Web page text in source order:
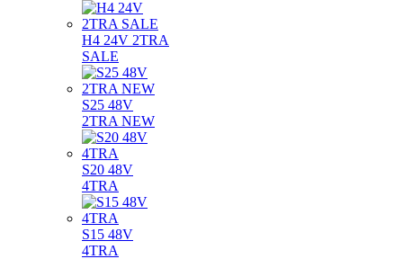
H4 24V 2TRA
SALE
S25 48V
2TRA NEW
S20 48V
4TRA
S15 48V
4TRA